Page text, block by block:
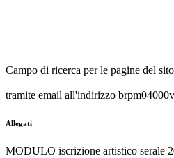
Campo di ricerca per le pagine del sito
tramite email all'indirizzo
Allegati
MODULO iscrizione artistico serale